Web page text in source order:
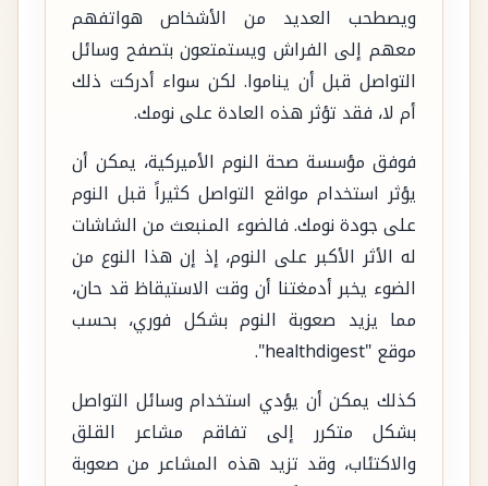
ويصطحب العديد من الأشخاص هواتفهم
معهم إلى الفراش ويستمتعون بتصفح وسائل
التواصل قبل أن يناموا. لكن سواء أدركت ذلك
أم لا، فقد تؤثر هذه العادة على نومك.
فوفق مؤسسة صحة النوم الأميركية، يمكن أن
يؤثر استخدام مواقع التواصل كثيراً قبل النوم
على جودة نومك. فالضوء المنبعث من الشاشات
له الأثر الأكبر على النوم، إذ إن هذا النوع من
الضوء يخبر أدمغتنا أن وقت الاستيقاظ قد حان،
مما يزيد صعوبة النوم بشكل فوري، بحسب
موقع "healthdigest".
كذلك يمكن أن يؤدي استخدام وسائل التواصل
بشكل متكرر إلى تفاقم مشاعر القلق
والاكتئاب، وقد تزيد هذه المشاعر من صعوبة